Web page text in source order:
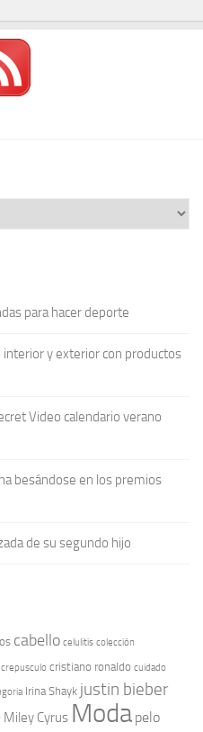
para hacer deporte
y exterior con productos
Video calendario verano
besándose en los premios
de su segundo hijo
cabello celulitis colección
crepusculo cristiano ronaldo cuidado
Irina Shayk justin bieber
Miley Cyrus Moda pelo